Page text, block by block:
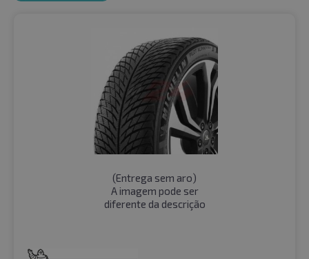
(Entrega sem aro)
A imagem pode ser
diferente da descrição